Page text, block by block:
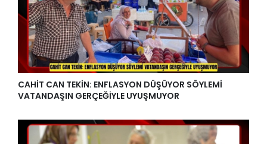
CAHİT CAN TEKİN: ENFLASYON DÜŞÜYOR SÖYLEMİ
VATANDAŞIN GERÇEĞİYLE UYUŞMUYOR